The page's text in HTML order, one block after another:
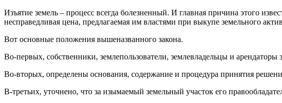
Изъятие земель – процесс всегда болезненный. И главная причина этого
несправедливая цена, предлагаемая им властями при выкупе земельного
Вот основные положения вышеназванного закона.
Во-первых, собственники, землепользователи, землевладельцы и
Во-вторых, определены основания, содержание и процедура принятия
В-третьих, уточнено, что за изымаемый земельный участок его